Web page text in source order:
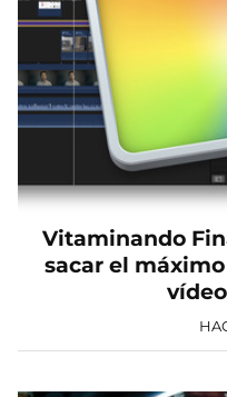
Vitaminando
sacar el